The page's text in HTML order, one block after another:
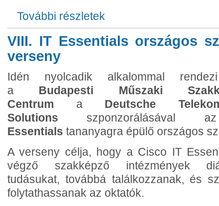
További részletek
VIII. IT Essentials országos
verseny
Idén nyolcadik alkalommal
a Budapesti Műszaki
Centrum a Deutsche
Solutions
Essentials tananyagra épülő országos
A verseny célja, hogy a Cisco IT
végző szakképző intézmények
tudásukat, továbbá találkozzanak, és
folytathassanak az oktatók.